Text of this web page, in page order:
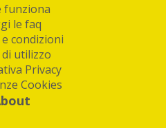
funziona
le faq
condizioni
utilizzo
Privacy
Cookies